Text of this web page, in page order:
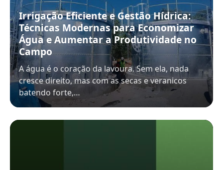
Irrigação Eficiente e Gestão Hídrica:
Técnicas Modernas para Economizar
Água e Aumentar a Produtividade no
Campo
A água é o coração da lavoura. Sem ela, nada
cresce direito, mas com as secas e veranicos
batendo forte,…